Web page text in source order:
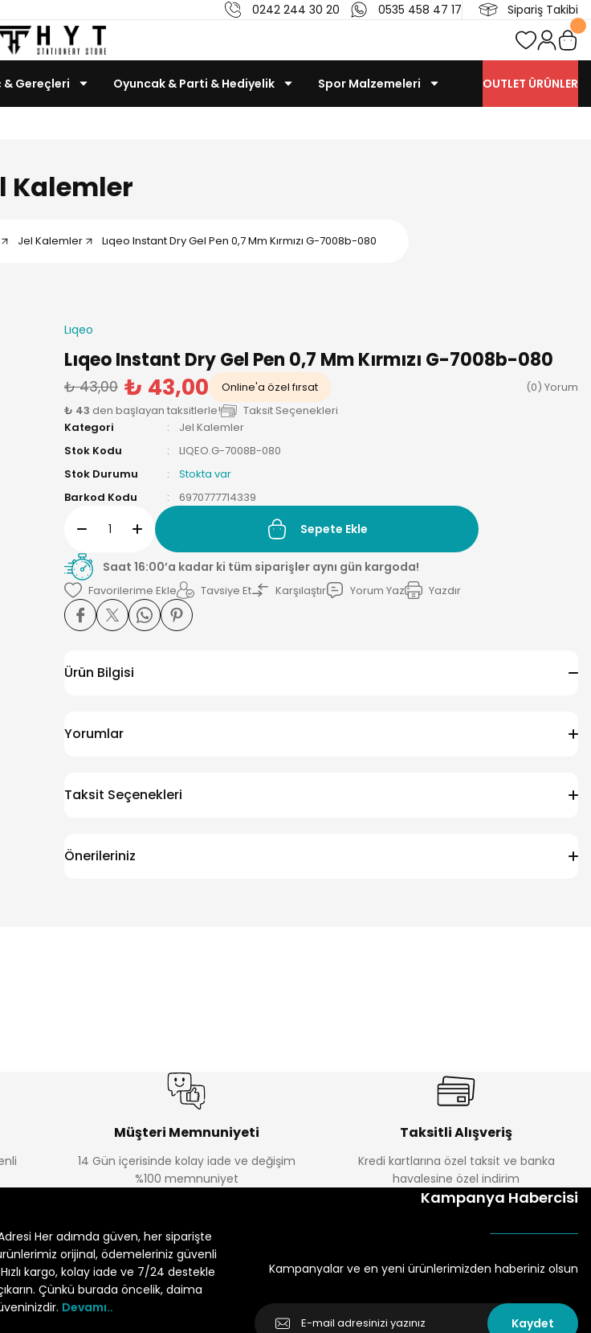
0242 244 30 20 0535 458 47 17 Sipariş Takibi
& Gereçleri Oyuncak & Parti & Hediyelik Spor Malzemeleri OUTLET ÜRÜNLER
Kalemler
Jel Kalemler Lıqeo Instant Dry Gel Pen 0,7 Mm Kırmızı G-7008b-080
Lıqeo
Lıqeo Instant Dry Gel Pen 0,7 Mm Kırmızı G-7008b-080
₺ 43,00 ₺ 43,00 Online'a özel fırsat
(0) Yorum
₺ 43 den başlayan taksitlerle!
Taksit Seçenekleri
Kategori
Jel Kalemler
Stok Kodu
LIQEO.G-7008B-080
Stok Durumu
Stokta var
Barkod Kodu
6970777714339
Sepete Ekle
Saat 16:00’a kadar ki tüm siparişler aynı gün kargoda!
Tavsiye Et Karşılaştır Yorum Yaz Yazdır
Ürün Bilgisi
Yorumlar
Taksit Seçenekleri
Önerileriniz
Müşteri Memnuniyeti
14 Gün içerisinde kolay iade ve değişim
%100 memnuniyet
Taksitli Alışveriş
Kredi kartlarına özel taksit ve banka
havalesine özel indirim
Her adımda güven, her siparişte
orijinal, ödemeleriniz güvenli
kargo, kolay iade ve 7/24 destekle
Çünkü burada öncelik, daima
Devamı..
Kampanya Habercisi
Kampanyalar ve en yeni ürünlerimizden haberiniz olsun
Kaydet